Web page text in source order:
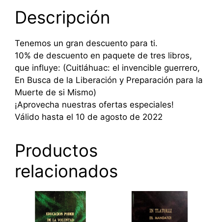
Descripción
Tenemos un gran descuento para ti.
10% de descuento en paquete de tres libros,
que influye: (Cuitláhuac: el invencible guerrero,
En Busca de la Liberación y Preparación para la
Muerte de si Mismo)
¡Aprovecha nuestras ofertas especiales!
Válido hasta el 10 de agosto de 2022
Productos
relacionados